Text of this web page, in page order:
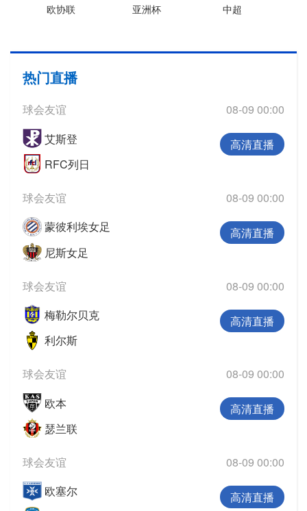
欧协联 亚洲杯 中超
热门直播
球会友谊
08-09 00:00
艾斯登
RFC列日
高清直播
球会友谊
08-09 00:00
蒙彼利埃女足
尼斯女足
高清直播
球会友谊
08-09 00:00
梅勒尔贝克
利尔斯
高清直播
球会友谊
08-09 00:00
欧本
瑟兰联
高清直播
球会友谊
08-09 00:00
欧塞尔
高清直播